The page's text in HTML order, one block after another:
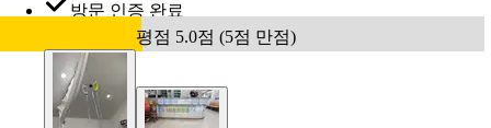
방문 인증 완료
평점 5.0점 (5점 만점)